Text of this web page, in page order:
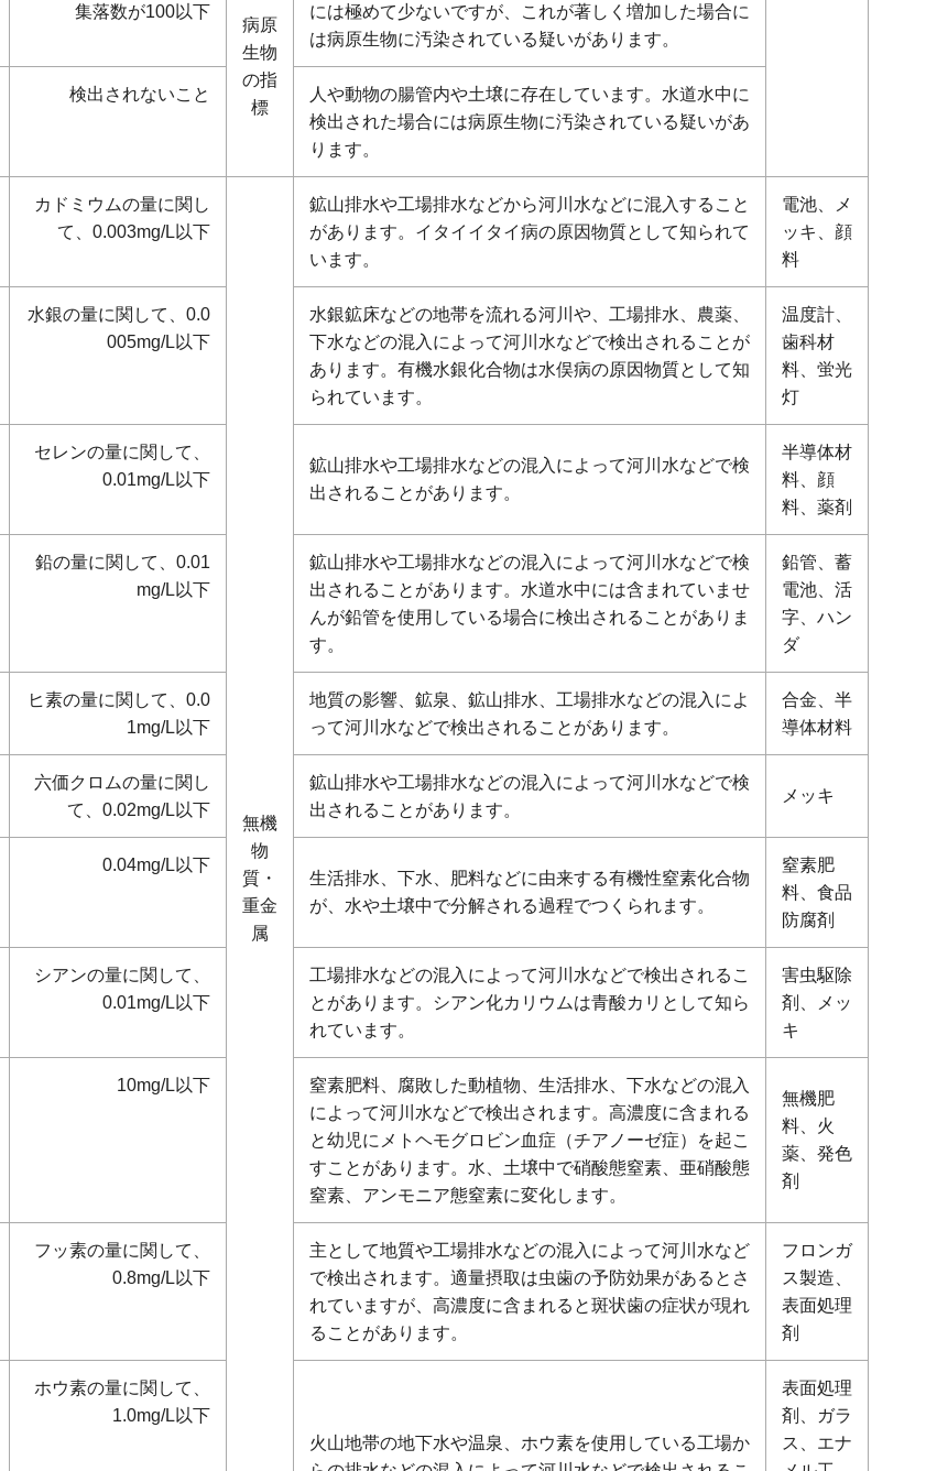
集落数が100以下
病原
生物
の指
標
には極めて少ないですが、これが著しく増加した場合に
は病原生物に汚染されている疑いがあります。
検出されないこと
人や動物の腸管内や土壌に存在しています。水道水中に
検出された場合には病原生物に汚染されている疑いがあ
ります。
カドミウムの量に関し
て、0.003mg/L以下
無機
物
質・
重金
属
鉱山排水や工場排水などから河川水などに混入すること
があります。イタイイタイ病の原因物質として知られて
います。
電池、メ
ッキ、顔
料
水銀の量に関して、0.0
005mg/L以下
水銀鉱床などの地帯を流れる河川や、工場排水、農薬、
下水などの混入によって河川水などで検出されることが
あります。有機水銀化合物は水俣病の原因物質として知
られています。
温度計、
歯科材
料、蛍光
灯
セレンの量に関して、
0.01mg/L以下
鉱山排水や工場排水などの混入によって河川水などで検
出されることがあります。
半導体材
料、顔
料、薬剤
鉛の量に関して、0.01
mg/L以下
鉱山排水や工場排水などの混入によって河川水などで検
出されることがあります。水道水中には含まれていませ
んが鉛管を使用している場合に検出されることがありま
す。
鉛管、蓄
電池、活
字、ハン
ダ
ヒ素の量に関して、0.0
1mg/L以下
地質の影響、鉱泉、鉱山排水、工場排水などの混入によ
って河川水などで検出されることがあります。
合金、半
導体材料
六価クロムの量に関し
て、0.02mg/L以下
鉱山排水や工場排水などの混入によって河川水などで検
出されることがあります。
メッキ
0.04mg/L以下
生活排水、下水、肥料などに由来する有機性窒素化合物
が、水や土壌中で分解される過程でつくられます。
窒素肥
料、食品
防腐剤
シアンの量に関して、
0.01mg/L以下
工場排水などの混入によって河川水などで検出されるこ
とがあります。シアン化カリウムは青酸カリとして知ら
れています。
害虫駆除
剤、メッ
キ
10mg/L以下
窒素肥料、腐敗した動植物、生活排水、下水などの混入
によって河川水などで検出されます。高濃度に含まれる
と幼児にメトヘモグロビン血症（チアノーゼ症）を起こ
すことがあります。水、土壌中で硝酸態窒素、亜硝酸態
窒素、アンモニア態窒素に変化します。
無機肥
料、火
薬、発色
剤
フッ素の量に関して、
0.8mg/L以下
主として地質や工場排水などの混入によって河川水など
で検出されます。適量摂取は虫歯の予防効果があるとさ
れていますが、高濃度に含まれると斑状歯の症状が現れ
ることがあります。
フロンガ
ス製造、
表面処理
剤
ホウ素の量に関して、
1.0mg/L以下
火山地帯の地下水や温泉、ホウ素を使用している工場か
表面処理
剤、ガラ
ス、エナ